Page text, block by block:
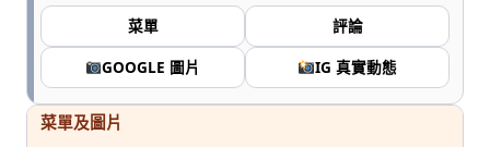
一
起
輕
鬆
愛
七
菜單
評論
GOOGLE 圖片
IG 真實動態
菜單及圖片